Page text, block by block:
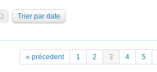
clés
de l'Assemblée ... )
Trier par date
« précedent 1 2 3 4 5